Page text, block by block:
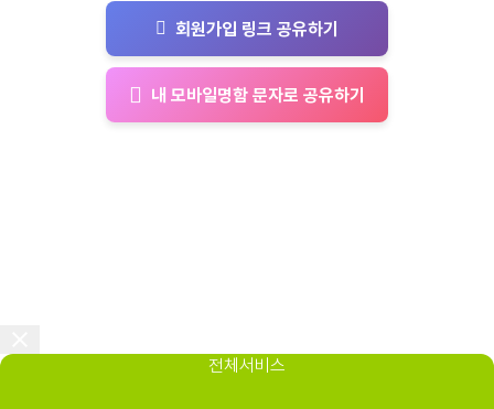
회원가입 링크 공유하기
내 모바일명함 문자로 공유하기
전체서비스